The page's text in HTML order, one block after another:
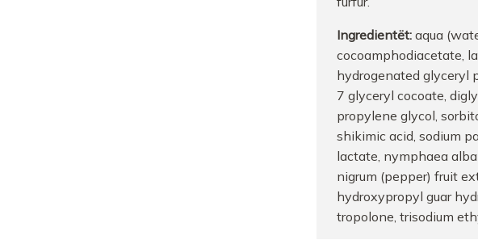
FARMACI
FARMACI
Farmaci Elda
Farmaci Elda
ELEKTRA PHARMA
Ingredientët: aqua
cocoamphodiacetate,
hydrogenated glyceryl
7 glyceryl cocoate,
propylene glycol,
shikimic acid, sodium
lactate, nymphaea
nigrum (pepper) fruit
hydroxypropyl guar
tropolone, trisodium